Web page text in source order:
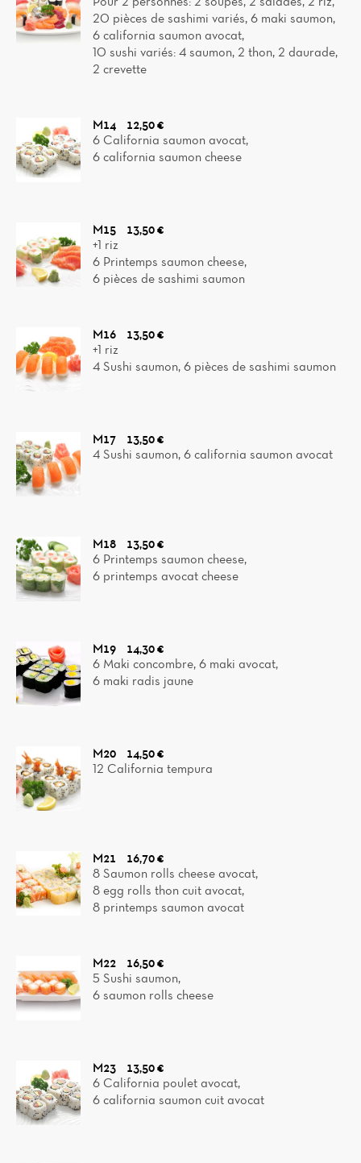
20 pièces de sashimi variés, 6 maki saumon,
6 california saumon avocat,
10 sushi variés: 4 saumon, 2 thon, 2 daurade,
2 crevette
M14
12,50 €
6 California saumon avocat,
6 california saumon cheese
M15
13,50 €
+1 riz
6 Printemps saumon cheese,
6 pièces de sashimi saumon
M16
13,50 €
+1 riz
4 Sushi saumon, 6 pièces de sashimi saumon
M17
13,50 €
4 Sushi saumon, 6 california saumon avocat
M18
13,50 €
6 Printemps saumon cheese,
6 printemps avocat cheese
M19
14,30 €
6 Maki concombre, 6 maki avocat,
6 maki radis jaune
M20
14,50 €
12 California tempura
M21
16,70 €
8 Saumon rolls cheese avocat,
8 egg rolls thon cuit avocat,
8 printemps saumon avocat
M22
16,50 €
5 Sushi saumon,
6 saumon rolls cheese
M23
13,50 €
6 California poulet avocat,
6 california saumon cuit avocat